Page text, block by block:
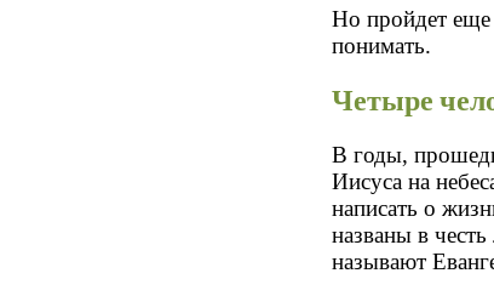
Но пройдет еще
понимать.
Четыре
В годы,
Иисуса на
написать о
названы в
называют